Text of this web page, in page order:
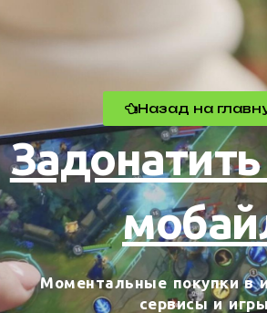
Назад на
Задонатить
Моментальные покупки в
сервисы и